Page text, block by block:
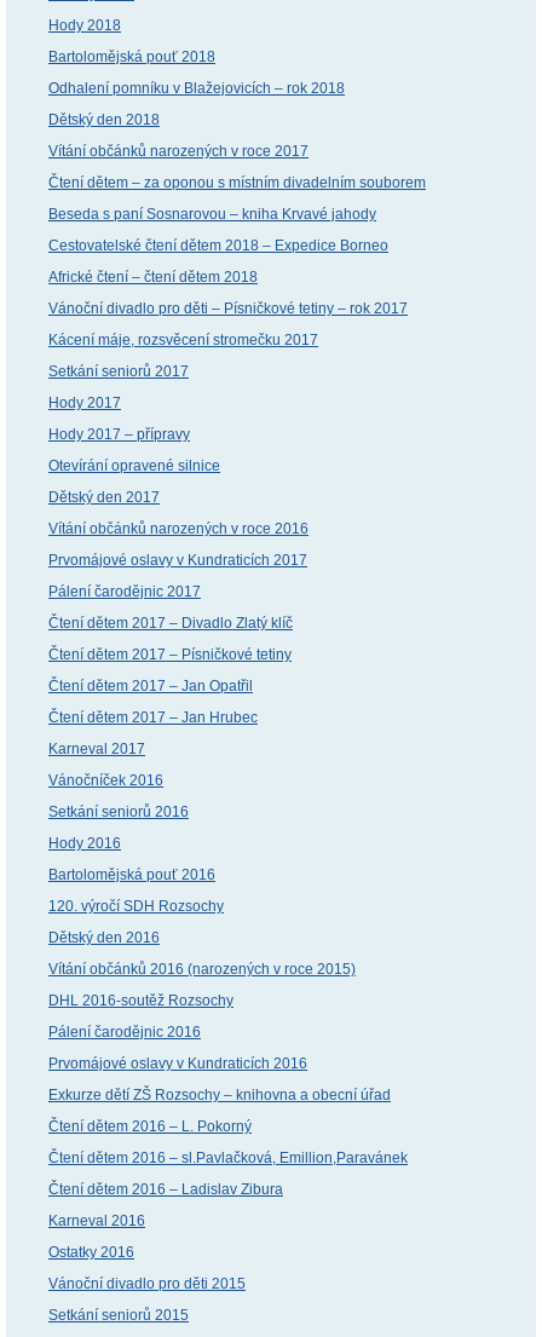
Hody 2018
Bartolomějská pouť 2018
Odhalení pomníku v Blažejovicích – rok 2018
Dětský den 2018
Vítání občánků narozených v roce 2017
Čtení dětem – za oponou s místním divadelním souborem
Beseda s paní Sosnarovou – kniha Krvavé jahody
Cestovatelské čtení dětem 2018 – Expedice Borneo
Africké čtení – čtení dětem 2018
Vánoční divadlo pro děti – Písničkové tetiny – rok 2017
Kácení máje, rozsvěcení stromečku 2017
Setkání seniorů 2017
Hody 2017
Hody 2017 – přípravy
Otevírání opravené silnice
Dětský den 2017
Vítání občánků narozených v roce 2016
Prvomájové oslavy v Kundraticích 2017
Pálení čarodějnic 2017
Čtení dětem 2017 – Divadlo Zlatý klíč
Čtení dětem 2017 – Písničkové tetiny
Čtení dětem 2017 – Jan Opatřil
Čtení dětem 2017 – Jan Hrubec
Karneval 2017
Vánočníček 2016
Setkání seniorů 2016
Hody 2016
Bartolomějská pouť 2016
120. výročí SDH Rozsochy
Dětský den 2016
Vítání občánků 2016 (narozených v roce 2015)
DHL 2016-soutěž Rozsochy
Pálení čarodějnic 2016
Prvomájové oslavy v Kundraticích 2016
Exkurze dětí ZŠ Rozsochy – knihovna a obecní úřad
Čtení dětem 2016 – L. Pokorný
Čtení dětem 2016 – sl.Pavlačková, Emillion,Paravánek
Čtení dětem 2016 – Ladislav Zibura
Karneval 2016
Ostatky 2016
Vánoční divadlo pro děti 2015
Setkání seniorů 2015